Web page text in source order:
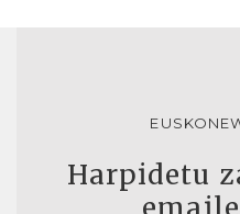
Harpidetu